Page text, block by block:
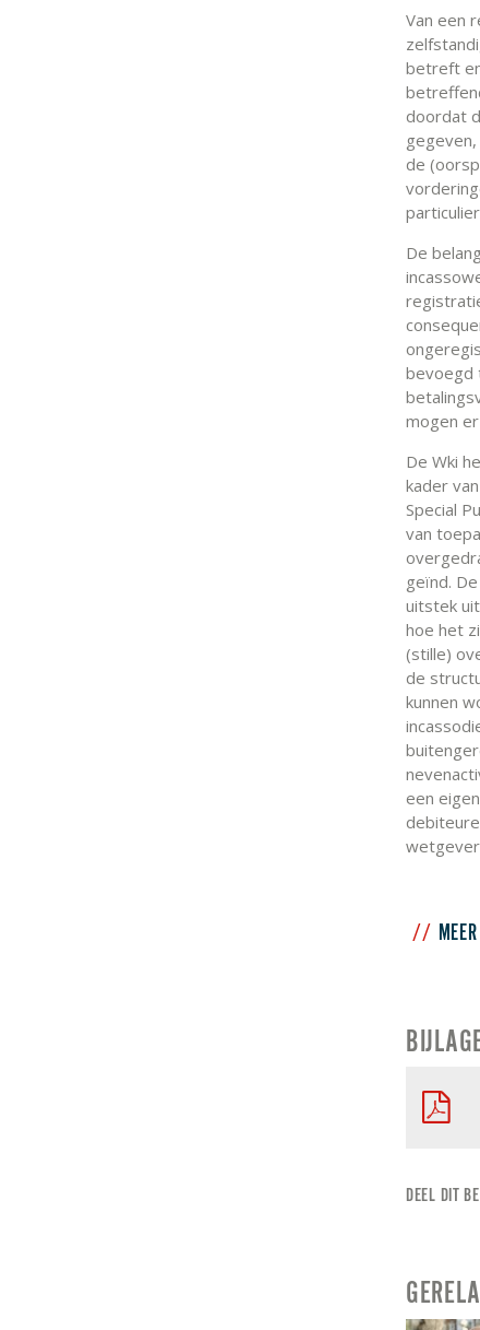
Van een
betreft
doordat
de
De
bevoegd
mogen
De Wki
kader
Special
van
geïnd.
uitstek
hoe het
(stille)
de
kunnen
een
DEEL DIT